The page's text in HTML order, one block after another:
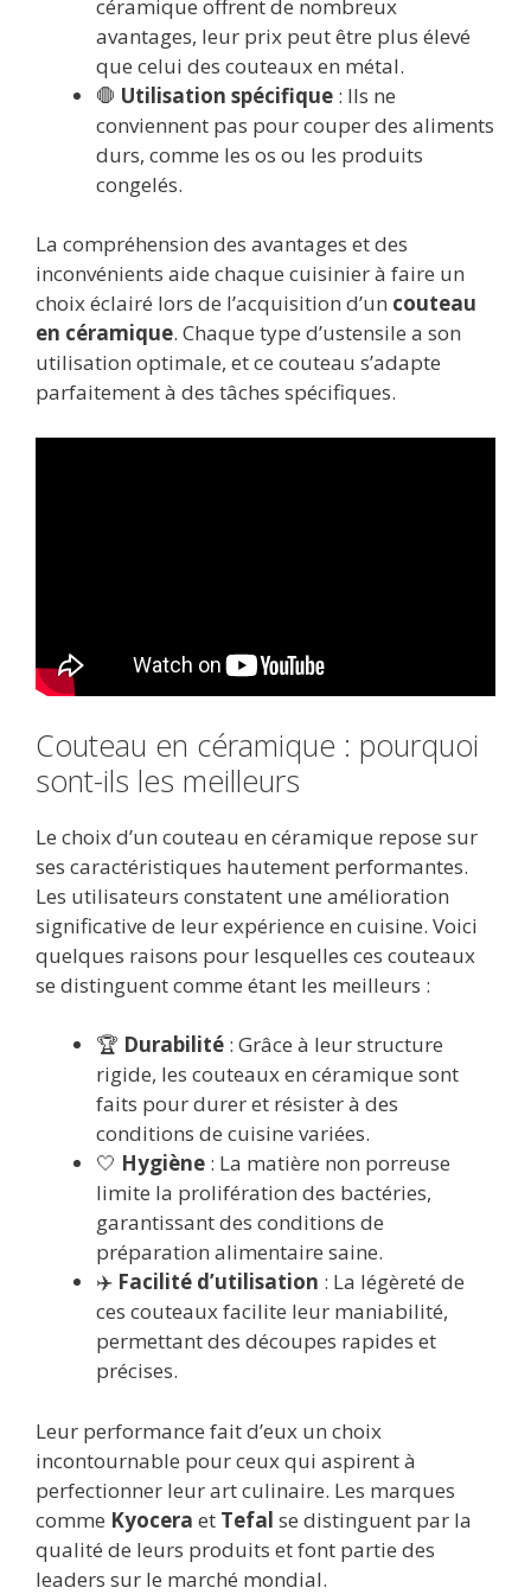
céramique offrent de nombreux
avantages, leur prix peut être plus élevé
que celui des couteaux en métal.
🛑 Utilisation spécifique : Ils ne
conviennent pas pour couper des aliments
durs, comme les os ou les produits
congelés.
La compréhension des avantages et des
inconvénients aide chaque cuisinier à faire un
choix éclairé lors de l’acquisition d’un couteau
en céramique. Chaque type d’ustensile a son
utilisation optimale, et ce couteau s’adapte
parfaitement à des tâches spécifiques.
Couteau en céramique : pourquoi
sont-ils les meilleurs
Le choix d’un couteau en céramique repose sur
ses caractéristiques hautement performantes.
Les utilisateurs constatent une amélioration
significative de leur expérience en cuisine. Voici
quelques raisons pour lesquelles ces couteaux
se distinguent comme étant les meilleurs :
🏆 Durabilité : Grâce à leur structure
rigide, les couteaux en céramique sont
faits pour durer et résister à des
conditions de cuisine variées.
🤍 Hygiène : La matière non porreuse
limite la prolifération des bactéries,
garantissant des conditions de
préparation alimentaire saine.
✈️ Facilité d’utilisation : La légèreté de
ces couteaux facilite leur maniabilité,
permettant des découpes rapides et
précises.
Leur performance fait d’eux un choix
incontournable pour ceux qui aspirent à
perfectionner leur art culinaire. Les marques
comme Kyocera et Tefal se distinguent par la
qualité de leurs produits et font partie des
leaders sur le marché mondial.